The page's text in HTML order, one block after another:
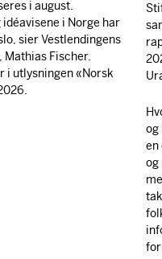
i august.
i Norge har
sier Vestlendingens
Fischer.
i utlysningen «Norsk
og
en
og